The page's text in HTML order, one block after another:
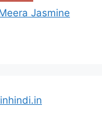
Meera Jasmine